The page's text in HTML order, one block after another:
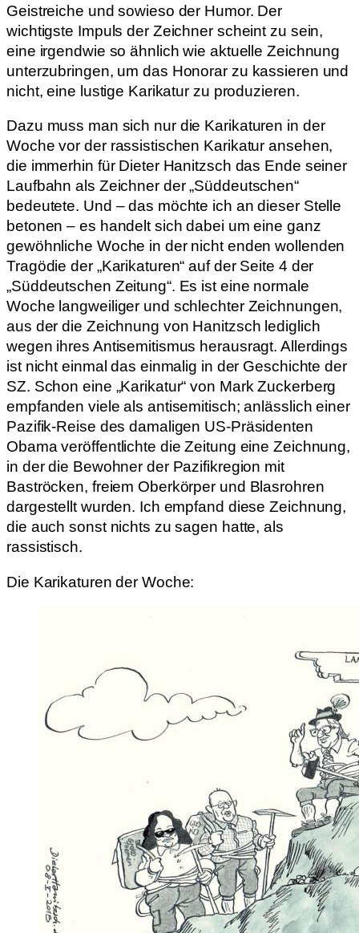
Geistreiche und sowieso der Humor. Der
wichtigste Impuls der Zeichner scheint zu sein,
eine irgendwie so ähnlich wie aktuelle Zeichnung
unterzubringen, um das Honorar zu kassieren und
nicht, eine lustige Karikatur zu produzieren.
Dazu muss man sich nur die Karikaturen in der
Woche vor der rassistischen Karikatur ansehen,
die immerhin für Dieter Hanitzsch das Ende seiner
Laufbahn als Zeichner der „Süddeutschen“
bedeutete. Und – das möchte ich an dieser Stelle
betonen – es handelt sich dabei um eine ganz
gewöhnliche Woche in der nicht enden wollenden
Tragödie der „Karikaturen“ auf der Seite 4 der
„Süddeutschen Zeitung“. Es ist eine normale
Woche langweiliger und schlechter Zeichnungen,
aus der die Zeichnung von Hanitzsch lediglich
wegen ihres Antisemitismus herausragt. Allerdings
ist nicht einmal das einmalig in der Geschichte der
SZ. Schon eine „Karikatur“ von Mark Zuckerberg
empfanden viele als antisemitisch; anlässlich einer
Pazifik-Reise des damaligen US-Präsidenten
Obama veröffentlichte die Zeitung eine Zeichnung,
in der die Bewohner der Pazifikregion mit
Baströcken, freiem Oberkörper und Blasrohren
dargestellt wurden. Ich empfand diese Zeichnung,
die auch sonst nichts zu sagen hatte, als
rassistisch.
Die Karikaturen der Woche: